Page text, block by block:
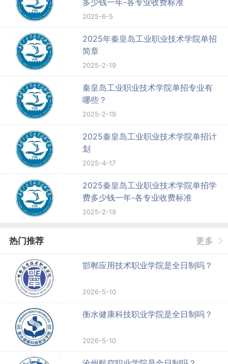
多少钱一年-各专业收费标准
2025-6-5
2025年秦皇岛工业职业技术学院单招
简章
2025-2-19
秦皇岛工业职业技术学院单招专业有
哪些？
2025-2-19
2025秦皇岛工业职业技术学院单招计
划
2025-4-17
2025秦皇岛工业职业技术学院单招学
费多少钱一年-各专业收费标准
2025-2-19
热门推荐 更多
邯郸应用技术职业学院是全日制吗？
2026-5-10
衡水健康科技职业学院是全日制吗？
2026-5-10